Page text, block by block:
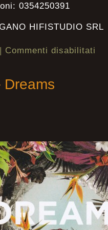
0354250391
HIFISTUDIO SRL
| Commenti disabilitati
Dreams